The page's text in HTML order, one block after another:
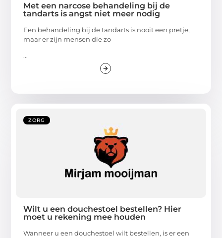
Met een narcose behandeling bij de
tandarts is angst niet meer nodig
Een behandeling bij de tandarts is nooit een pretje,
maar er zijn mensen die zo
...
ZORG
Wilt u een douchestoel bestellen? Hier
moet u rekening mee houden
Wanneer u een douchestoel wilt bestellen, is er een